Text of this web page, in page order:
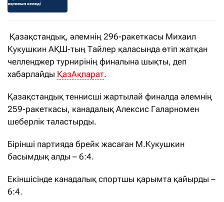
Қазақстандық, әлемнің 296-ракеткасы Михаил
Кукушкин АҚШ-тың Тайлер қаласында өтіп жатқан
челленджер турнирінің финалына шықты, деп
хабарлайды ҚазАқпарат.
Қазақстандық теннисші жартылай финалда әлемнің
259-ракеткасы, канадалық Алексис Галарномен
шеберлік таластырды.
Бірінші партияда брейк жасаған М.Кукушкин
басымдық алды – 6:4.
Екіншісінде канадалық спортшы қарымта қайырды –
6:4.